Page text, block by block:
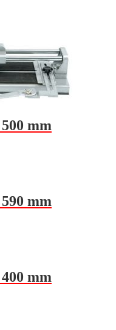
mm
mm
mm